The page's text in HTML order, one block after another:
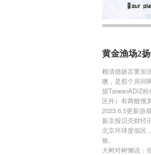
黄金渔场2
赖清德扬言要加
噢，是那个房间啊
据TaiwanADIZ
区外）有两艘俄
2023.6.5更新游
新京报贝壳财经
北京环球度假区
验。
大树对树懒说：